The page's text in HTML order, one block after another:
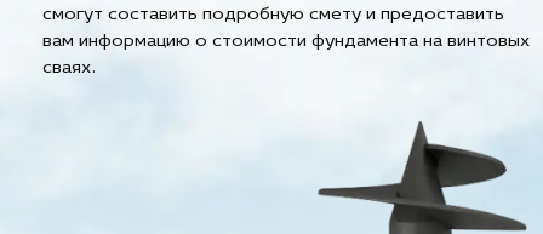
смогут составить подробную смету и предоставить
вам информацию о стоимости фундамента на винтовых
сваях.